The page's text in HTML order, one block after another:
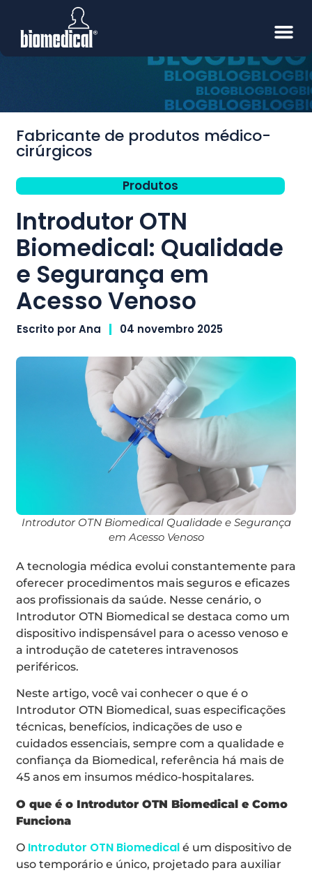
Fabricante de produtos médico-
cirúrgicos
Produtos
Introdutor OTN
Biomedical: Qualidade
e Segurança em
Acesso Venoso
Escrito porAna 04 novembro 2025
Introdutor OTN Biomedical Qualidade e Segurança
em Acesso Venoso
A tecnologia médica evolui constantemente para
oferecer procedimentos mais seguros e eficazes
aos profissionais da saúde. Nesse cenário, o
Introdutor OTN Biomedical se destaca como um
dispositivo indispensável para o acesso venoso e
a introdução de cateteres intravenosos
periféricos.
Neste artigo, você vai conhecer o que é o
Introdutor OTN Biomedical, suas especificações
técnicas, benefícios, indicações de uso e
cuidados essenciais, sempre com a qualidade e
confiança da Biomedical, referência há mais de
45 anos em insumos médico-hospitalares.
O que é o Introdutor OTN Biomedical e Como
Funciona
O Introdutor OTN Biomedical é um dispositivo de
uso temporário e único, projetado para auxiliar